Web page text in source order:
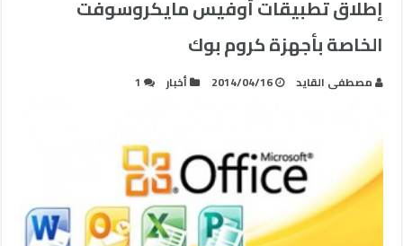
إطلاق تطبيقات أوفيس مايكروسوفت
الخاصة بأجهزة كروم بوك
مصطفى القايد 2014/04/16 أخبار 1